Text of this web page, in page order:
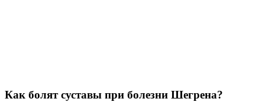
Как болят суставы при болезни Шегрена?